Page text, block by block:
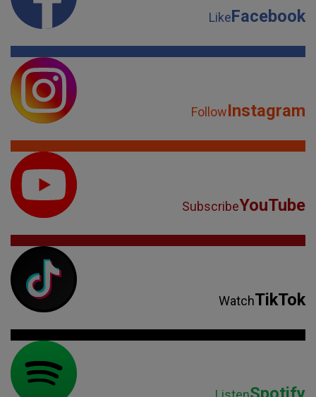
LikeFacebook
FollowInstagram
SubscribeYouTube
WatchTikTok